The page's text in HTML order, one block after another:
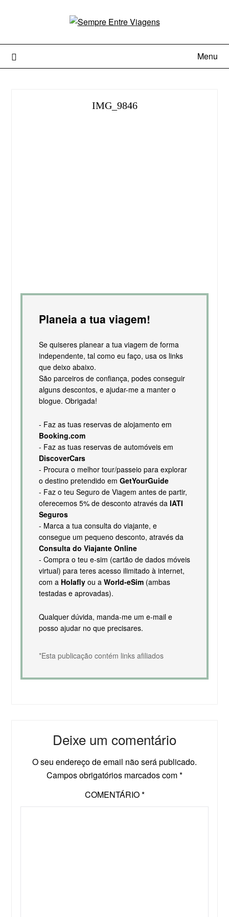
Menu
IMG_9846
Planeia a tua viagem!
Se quiseres planear a tua viagem de forma
independente, tal como eu faço, usa os links
que deixo abaixo.
São parceiros de confiança, podes conseguir
alguns descontos, e ajudar-me a manter o
blogue. Obrigada!
- Faz as tuas reservas de alojamento em
Booking.com
- Faz as tuas reservas de automóveis em
DiscoverCars
- Procura o melhor tour/passeio para explorar
o destino pretendido em GetYourGuide
- Faz o teu Seguro de Viagem antes de partir,
oferecemos 5% de desconto através da IATI
Seguros
- Marca a tua consulta do viajante, e
consegue um pequeno desconto, através da
Consulta do Viajante Online
- Compra o teu e-sim (cartão de dados móveis
virtual) para teres acesso ilimitado à internet,
com a Holaflyou a World-eSim(ambas
testadas e aprovadas).
Qualquer dúvida, manda-me um e-mail e
posso ajudar no que precisares.
*Esta publicação contém links afiliados
Deixe um comentário
O seu endereço de email não será publicado.
Campos obrigatórios marcados com*
COMENTÁRIO*